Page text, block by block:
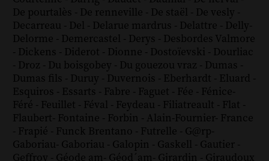
De pourtalès - De renneville - De staël - De vesly -
Decarreau - Del - Delarue mardrus - Delattre - Delly-
Delorme - Demercastel - Derys - Desbordes Valmore
- Dickens - Diderot - Dionne - Dostoïevski - Dourliac
- Droz - Du boisgobey - Du gouezou vraz - Dumas -
Dumas fils - Duruy - Duvernois - Eberhardt - Eluard -
Esquiros - Essarts - Fabre - Faguet - Fée - Fénice-
Féré - Feuillet - Féval - Feydeau - Filiatreault - Flat -
Flaubert- Fontaine - Forbin - Alain-Fournier- France
- Frapié - Funck Brentano - Futrelle - G@rp-
Gaboriau- Gaboriau - Galopin - Gaskell - Gautier -
Geffroy - Géode am- Géod´am- Girardin - Giraudoux